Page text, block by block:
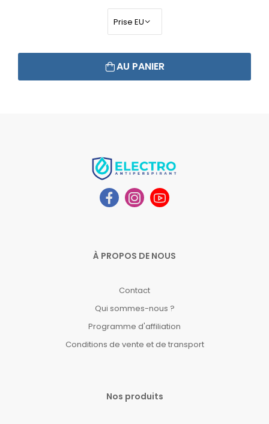
AU PANIER
À PROPOS DE NOUS
Contact
Qui sommes-nous ?
Programme d'affiliation
Conditions de vente et de transport
Nos produits